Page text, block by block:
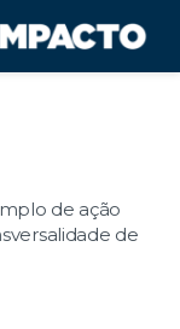
de ação
de